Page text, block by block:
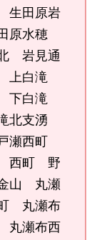
田原岩
原水穂
岩見通
上白滝
下白滝
北支湧
瀬西町
西町 野
山 丸瀬
丸瀬布
瀬布西